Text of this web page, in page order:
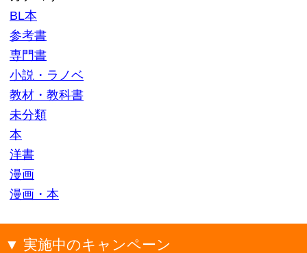
お問い合わせ
特定商取引法記載
利用規約